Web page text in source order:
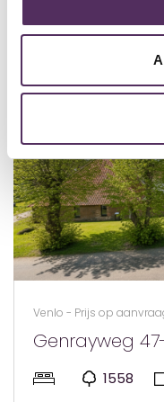
Bekijk deze
Venlo - Prijs op
Genrayweg
1558